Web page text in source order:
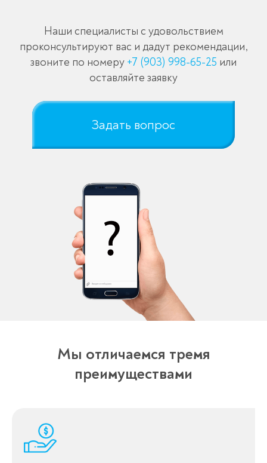
Наши специалисты с удовольствием
проконсультируют вас и дадут рекомендации,
звоните по номеру +7 (903) 998-65-25 или
оставляйте заявку
Задать вопрос
Мы отличаемся тремя
преимуществами